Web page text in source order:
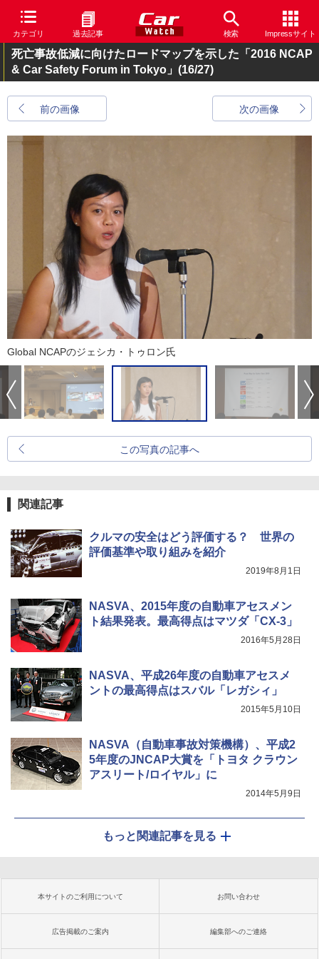
カテゴリ 過去記事 検索 Impressサイト
死亡事故低減に向けたロードマップを示した「2016 NCAP
& Car Safety Forum in Tokyo」 (16/27)
前の画像 次の画像
Global NCAPのジェシカ・トゥロン氏
この写真の記事へ
関連記事
クルマの安全はどう評価する？ 世界の
評価基準や取り組みを紹介
2019年8月1日
NASVA、2015年度の自動車アセスメン
ト結果発表。最高得点はマツダ「CX-3」
2016年5月28日
NASVA、平成26年度の自動車アセスメ
ントの最高得点はスバル「レガシィ」
2015年5月10日
NASVA（自動車事故対策機構）、平成2
5年度のJNCAP大賞を「トヨタ クラウン
アスリート/ロイヤル」に
2014年5月9日
もっと関連記事を見る
本サイトのご利用について お問い合わせ
広告掲載のご案内 編集部へのご連絡